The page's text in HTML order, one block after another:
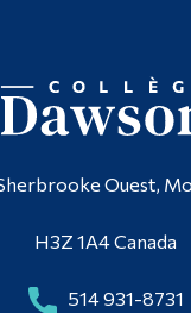
Ouest,
H3Z 1A4 Canada
514 931-8731